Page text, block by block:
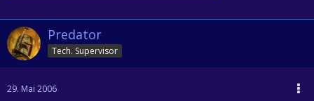
Predator
Tech. Supervisor
29. Mai 2006